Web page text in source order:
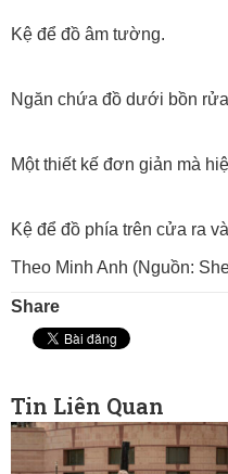
Kệ để đồ âm tường.
Ngăn chứa đồ dưới bồn
Một thiết kế đơn giản mà
Kệ để đồ phía trên cửa ra
Theo Minh Anh (Nguồn:
Share
Tin Liên Quan